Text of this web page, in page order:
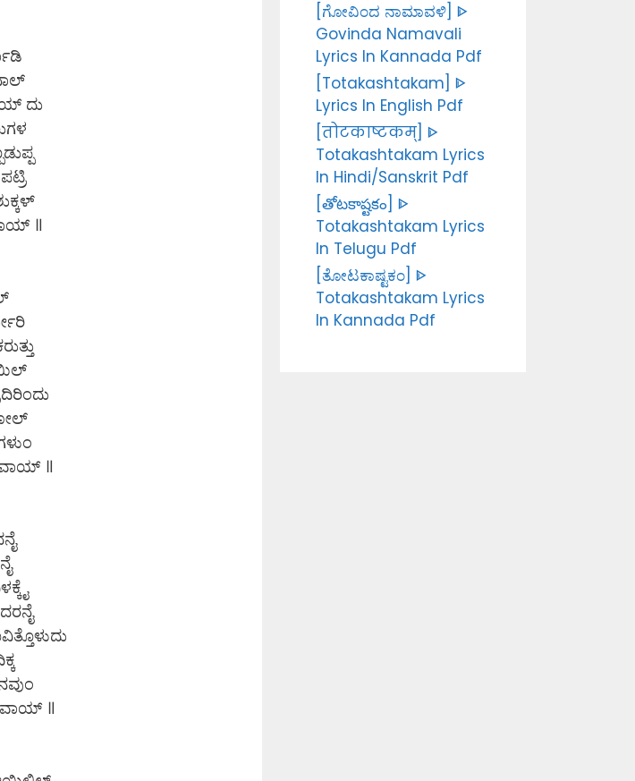
ದು
॥
॥
॥
[ಗೋವಿಂದ ನಾಮಾವಳಿ] ᐈ
Govinda Namavali
Lyrics In Kannada Pdf
[Totakashtakam] ᐈ
Lyrics In English Pdf
[तोटकाष्टकम्] ᐈ
Totakashtakam Lyrics
In Hindi/Sanskrit Pdf
[తోటకాష్టకం] ᐈ
Totakashtakam Lyrics
In Telugu Pdf
[ತೋಟಕಾಷ್ಟಕಂ] ᐈ
Totakashtakam Lyrics
In Kannada Pdf